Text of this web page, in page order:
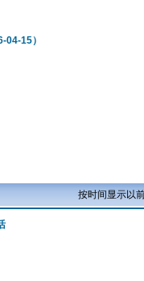
04-15）
按时间显示以